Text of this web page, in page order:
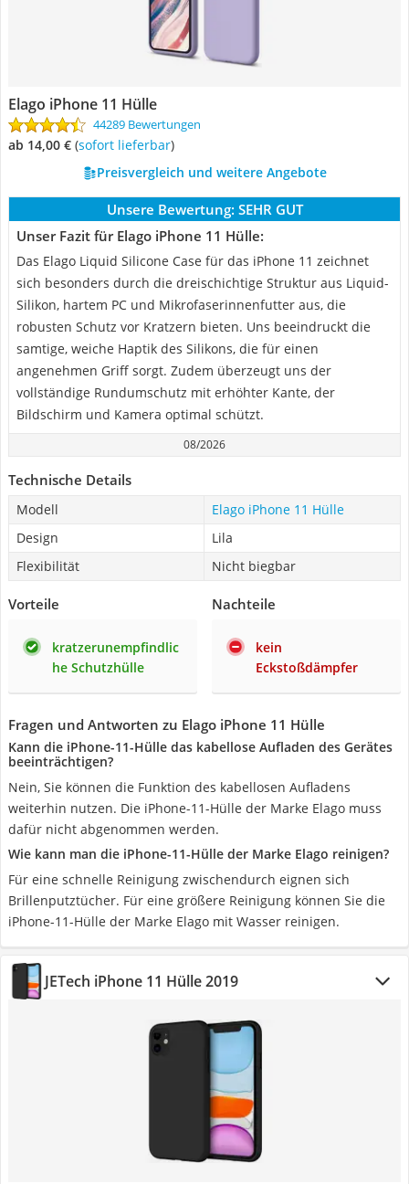
Elago iPhone 11 Hülle
44289 Bewertungen
ab 14,00 € ( Sofort lieferbar)
Preisvergleich und weitere Angebote
Unsere Bewertung: SEHR GUT
Unser Fazit für Elago iPhone 11 Hülle:
Das Elago Liquid Silicone Case für das iPhone 11 zeichnet
sich besonders durch die dreischichtige Struktur aus Liquid-
Silikon, hartem PC und Mikrofaserinnenfutter aus, die
robusten Schutz vor Kratzern bieten. Uns beeindruckt die
samtige, weiche Haptik des Silikons, die für einen
angenehmen Griff sorgt. Zudem überzeugt uns der
vollständige Rundumschutz mit erhöhter Kante, der
Bildschirm und Kamera optimal schützt.
08/2026
Technische Details
Modell
Elago iPhone 11 Hülle
Design
Lila
Flexibilität
Nicht biegbar
Vorteile
kratzerunempfindlic
he Schutzhülle
Nachteile
kein
Eckstoßdämpfer
Fragen und Antworten zu Elago iPhone 11 Hülle
Kann die iPhone-11-Hülle das kabellose Aufladen des Gerätes
beeinträchtigen?
Nein, Sie können die Funktion des kabellosen Aufladens
weiterhin nutzen. Die iPhone-11-Hülle der Marke Elago muss
dafür nicht abgenommen werden.
Wie kann man die iPhone-11-Hülle der Marke Elago reinigen?
Für eine schnelle Reinigung zwischendurch eignen sich
Brillenputztücher. Für eine größere Reinigung können Sie die
iPhone-11-Hülle der Marke Elago mit Wasser reinigen.
JETech iPhone 11 Hülle 2019